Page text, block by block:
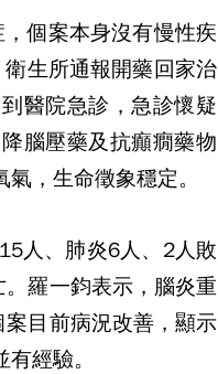
個案本身沒有慢性疾
生所通報開藥回家治
醫院急診，急診懷疑
腦壓藥及抗癲癇藥物
，生命徵象穩定。
人、肺炎6人、2人敗
羅一鈞表示，腦炎重
目前病況改善，顯示
經驗。